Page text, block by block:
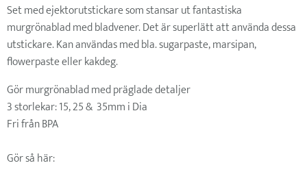
Set med ejektorutstickare som stansar ut fantastiska
murgrönablad med bladvener. Det är superlätt att använda dessa
utstickare. Kan användas med bla. sugarpaste, marsipan,
flowerpaste eller kakdeg.
Gör murgrönablad med präglade detaljer
3 storlekar: 15, 25 & 35mm i Dia
Fri från BPA
Gör så här: